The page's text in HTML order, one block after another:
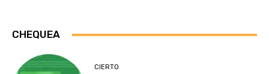
CHEQUEA
CIERTO